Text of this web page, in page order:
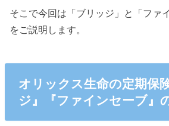
そこで今回は「ブリッジ」と「ファ
をご説明します。
オリックス生命の定期保
ジ』『ファインセーブ』